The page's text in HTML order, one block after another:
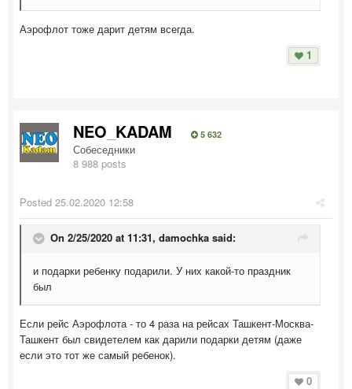
Аэрофлот тоже дарит детям всегда.
1
NEO_KADAM 5 632
Собеседники
8 988 posts
Posted 25.02.2020 12:58
On 2/25/2020 at 11:31, damochka said:
и подарки ребенку подарили. У них какой-то праздник
был
Если рейс Аэрофлота - то 4 раза на рейсах Ташкент-Москва-
Ташкент был свидетелем как дарили подарки детям (даже
если это тот же самый ребенок).
0